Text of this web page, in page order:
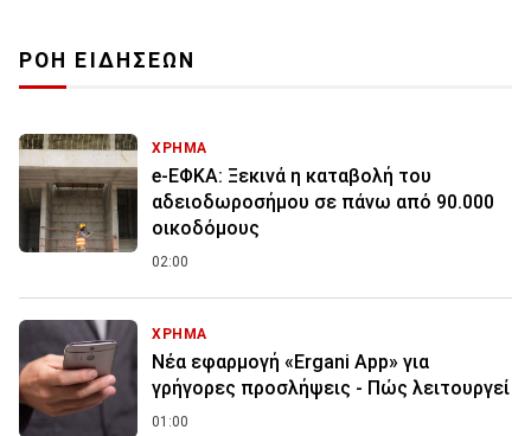
ΡΟΗ ΕΙΔΗΣΕΩΝ
ΧΡΗΜΑ
e-ΕΦΚΑ: Ξεκινά η καταβολή του
αδειοδωροσήμου σε πάνω από 90.000
οικοδόμους
02:00
ΧΡΗΜΑ
Νέα εφαρμογή «Ergani App» για
γρήγορες προσλήψεις - Πώς λειτουργεί
01:00